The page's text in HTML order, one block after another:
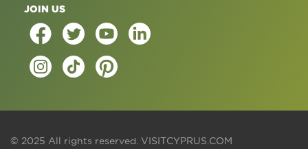
JOIN US
© 2025 All rights reserved. VISITCYPRUS.COM